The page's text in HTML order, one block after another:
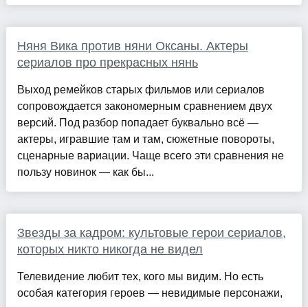
Няня Вика против няни Оксаны. Актеры
сериалов про прекрасных нянь
Выход ремейков старых фильмов или сериалов
сопровождается закономерным сравнением двух
версий. Под разбор попадает буквально всё —
актеры, игравшие там и там, сюжетные повороты,
сценарные вариации. Чаще всего эти сравнения не
пользу новинок — как бы...
Звезды за кадром: культовые герои сериалов,
которых никто никогда не видел
Телевидение любит тех, кого мы видим. Но есть
особая категория героев — невидимые персонажи,